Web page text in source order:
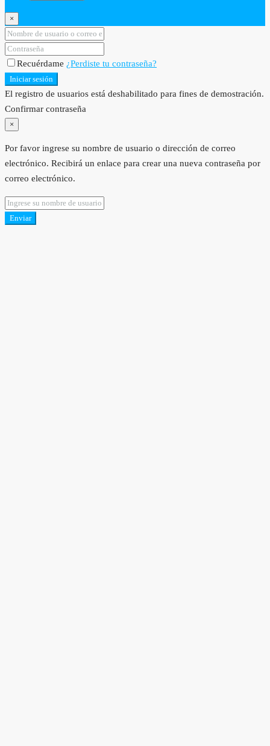
×
Recuérdame ¿Perdiste tu contraseña?
Iniciar sesión
El registro de usuarios está deshabilitado para fines de demostración.
Confirmar contraseña
×
Por favor ingrese su nombre de usuario o dirección de correo
electrónico. Recibirá un enlace para crear una nueva contraseña por
correo electrónico.
Enviar